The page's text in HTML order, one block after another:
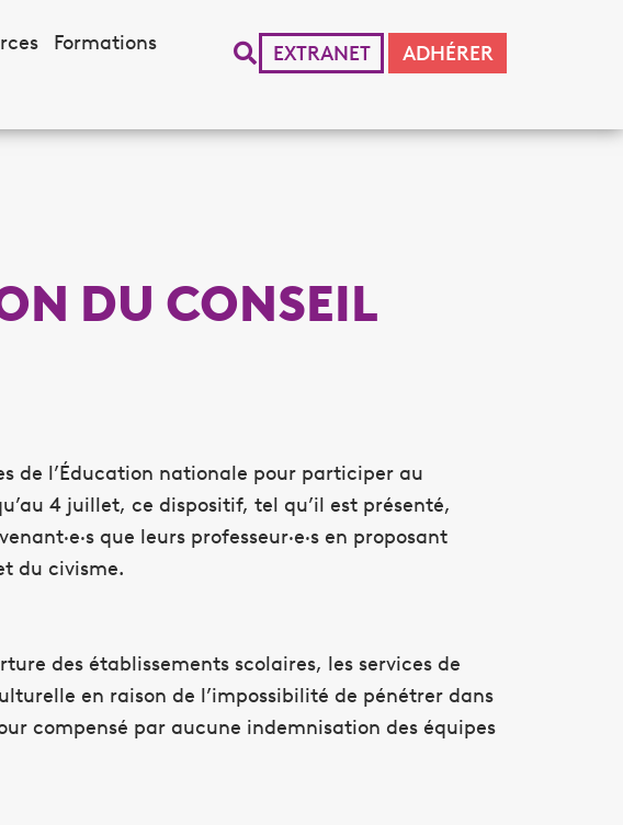
Formations
EXTRANET ADHÉRER
DU CONSEIL
de l’Éducation nationale pour participer au
4 juillet, ce dispositif, tel qu’il est présenté,
que leurs professeur·e·s en proposant
du civisme.
des établissements scolaires, les services de
en raison de l’impossibilité de pénétrer dans
compensé par aucune indemnisation des équipes